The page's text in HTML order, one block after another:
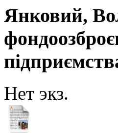
Янковий,
Нет экз.